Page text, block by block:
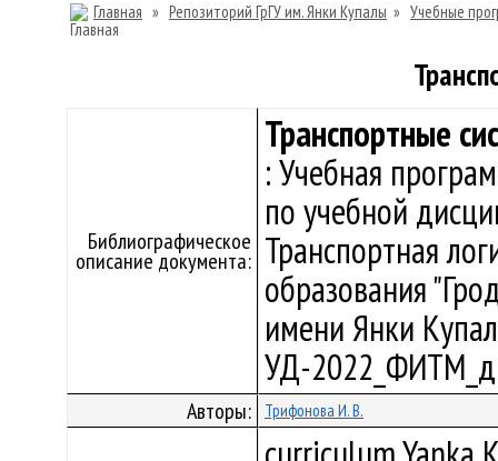
Главная » Репозиторий ГрГУ им. Янки Купалы » Учебные
Библиографическое
описание документа:
Транспортные
: Учебная
по учебной
Транспортная
образования
имени Янки
УД-
Авторы: Трифонова И. В.